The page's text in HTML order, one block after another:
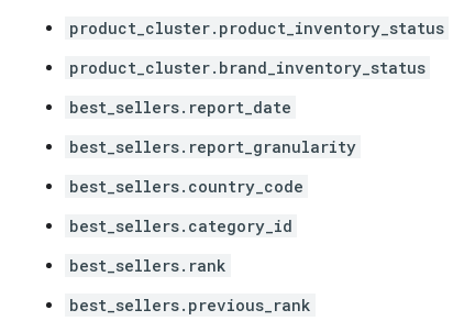
product_cluster.product_inventory_status
product_cluster.brand_inventory_status
best_sellers.report_date
best_sellers.report_granularity
best_sellers.country_code
best_sellers.category_id
best_sellers.rank
best_sellers.previous_rank